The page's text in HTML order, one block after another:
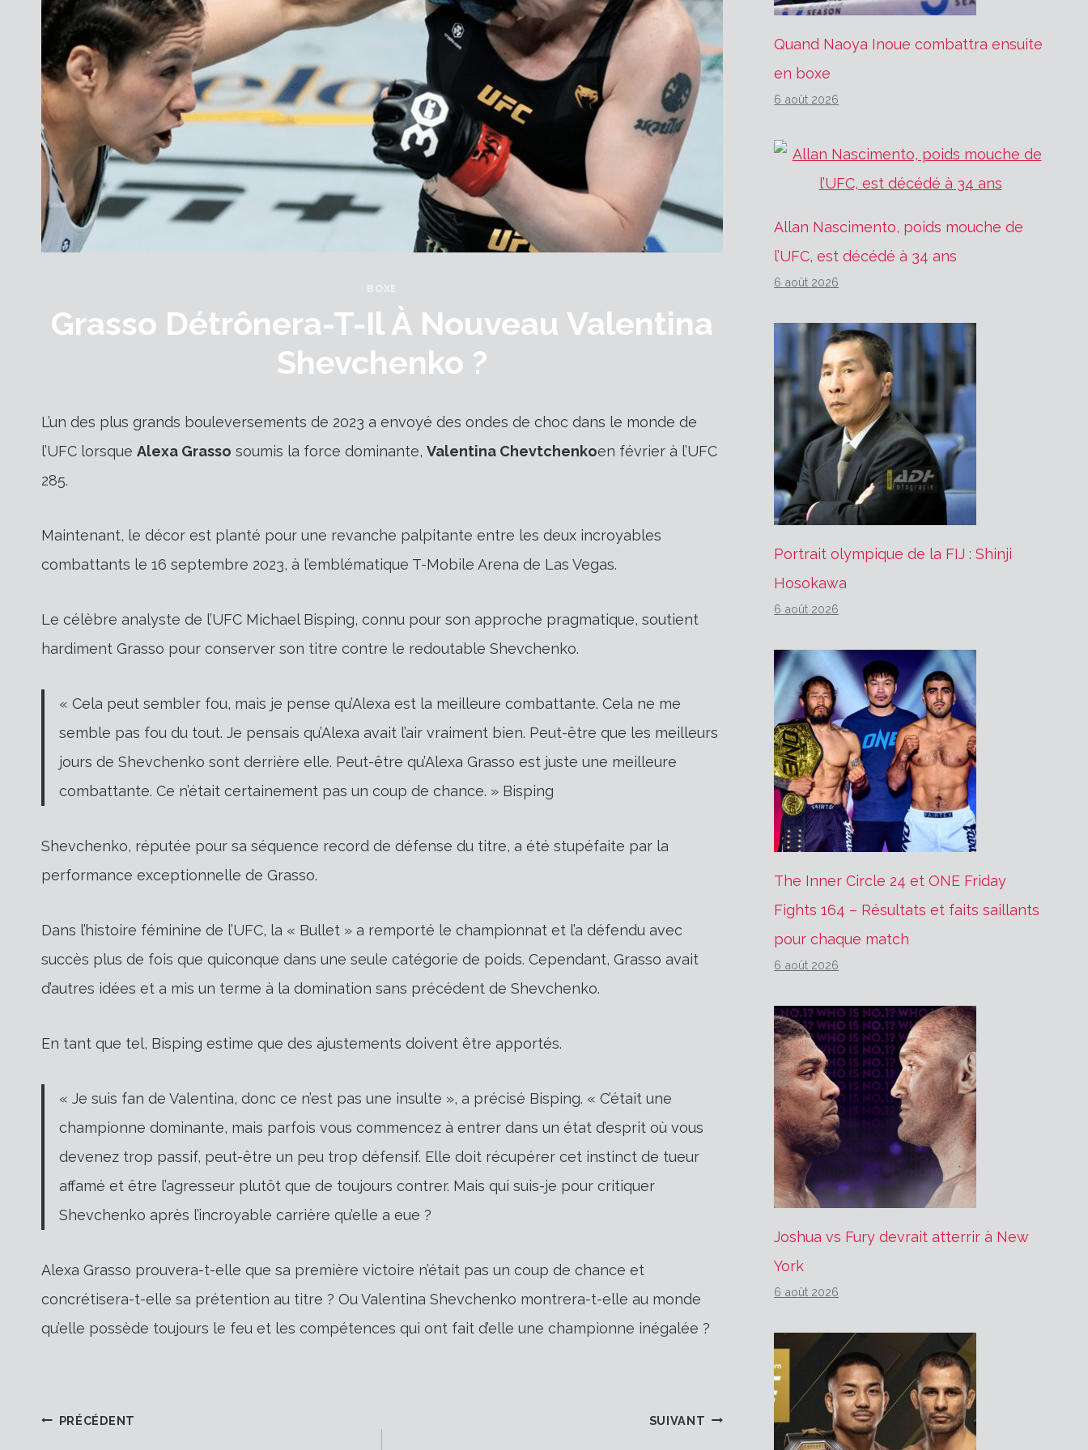
BOXE
Grasso Détrônera-T-Il À Nouveau Valentina
Shevchenko ?
L’un des plus grands bouleversements de 2023 a envoyé des ondes de choc dans le monde de
l’UFC lorsque Alexa Grasso soumis la force dominante, Valentina Chevtchenkoen février à l’UFC
285.
Maintenant, le décor est planté pour une revanche palpitante entre les deux incroyables
combattants le 16 septembre 2023, à l’emblématique T-Mobile Arena de Las Vegas.
Le célèbre analyste de l’UFC Michael Bisping, connu pour son approche pragmatique, soutient
hardiment Grasso pour conserver son titre contre le redoutable Shevchenko.
« Cela peut sembler fou, mais je pense qu’Alexa est la meilleure combattante. Cela ne me
semble pas fou du tout. Je pensais qu’Alexa avait l’air vraiment bien. Peut-être que les meilleurs
jours de Shevchenko sont derrière elle. Peut-être qu’Alexa Grasso est juste une meilleure
combattante. Ce n’était certainement pas un coup de chance. » Bisping
Shevchenko, réputée pour sa séquence record de défense du titre, a été stupéfaite par la
performance exceptionnelle de Grasso.
Dans l’histoire féminine de l’UFC, la « Bullet » a remporté le championnat et l’a défendu avec
succès plus de fois que quiconque dans une seule catégorie de poids. Cependant, Grasso avait
d’autres idées et a mis un terme à la domination sans précédent de Shevchenko.
En tant que tel, Bisping estime que des ajustements doivent être apportés.
« Je suis fan de Valentina, donc ce n’est pas une insulte », a précisé Bisping. « C’était une
championne dominante, mais parfois vous commencez à entrer dans un état d’esprit où vous
devenez trop passif, peut-être un peu trop défensif. Elle doit récupérer cet instinct de tueur
affamé et être l’agresseur plutôt que de toujours contrer. Mais qui suis-je pour critiquer
Shevchenko après l’incroyable carrière qu’elle a eue ?
Alexa Grasso prouvera-t-elle que sa première victoire n’était pas un coup de chance et
concrétisera-t-elle sa prétention au titre ? Ou Valentina Shevchenko montrera-t-elle au monde
qu’elle possède toujours le feu et les compétences qui ont fait d’elle une championne inégalée ?
PRÉCÉDENT SUIVANT
Quand Naoya Inoue combattra ensuite
en boxe
6 août 2026
Allan Nascimento, poids mouche de
l’UFC, est décédé à 34 ans
6 août 2026
Portrait olympique de la FIJ : Shinji
Hosokawa
6 août 2026
The Inner Circle 24 et ONE Friday
Fights 164 – Résultats et faits saillants
pour chaque match
6 août 2026
Joshua vs Fury devrait atterrir à New
York
6 août 2026